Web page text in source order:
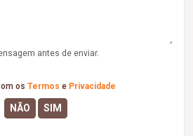
antes de enviar.
os Termos e Privacidade